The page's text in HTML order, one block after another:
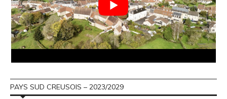
PAYS SUD CREUSOIS – 2023/2029